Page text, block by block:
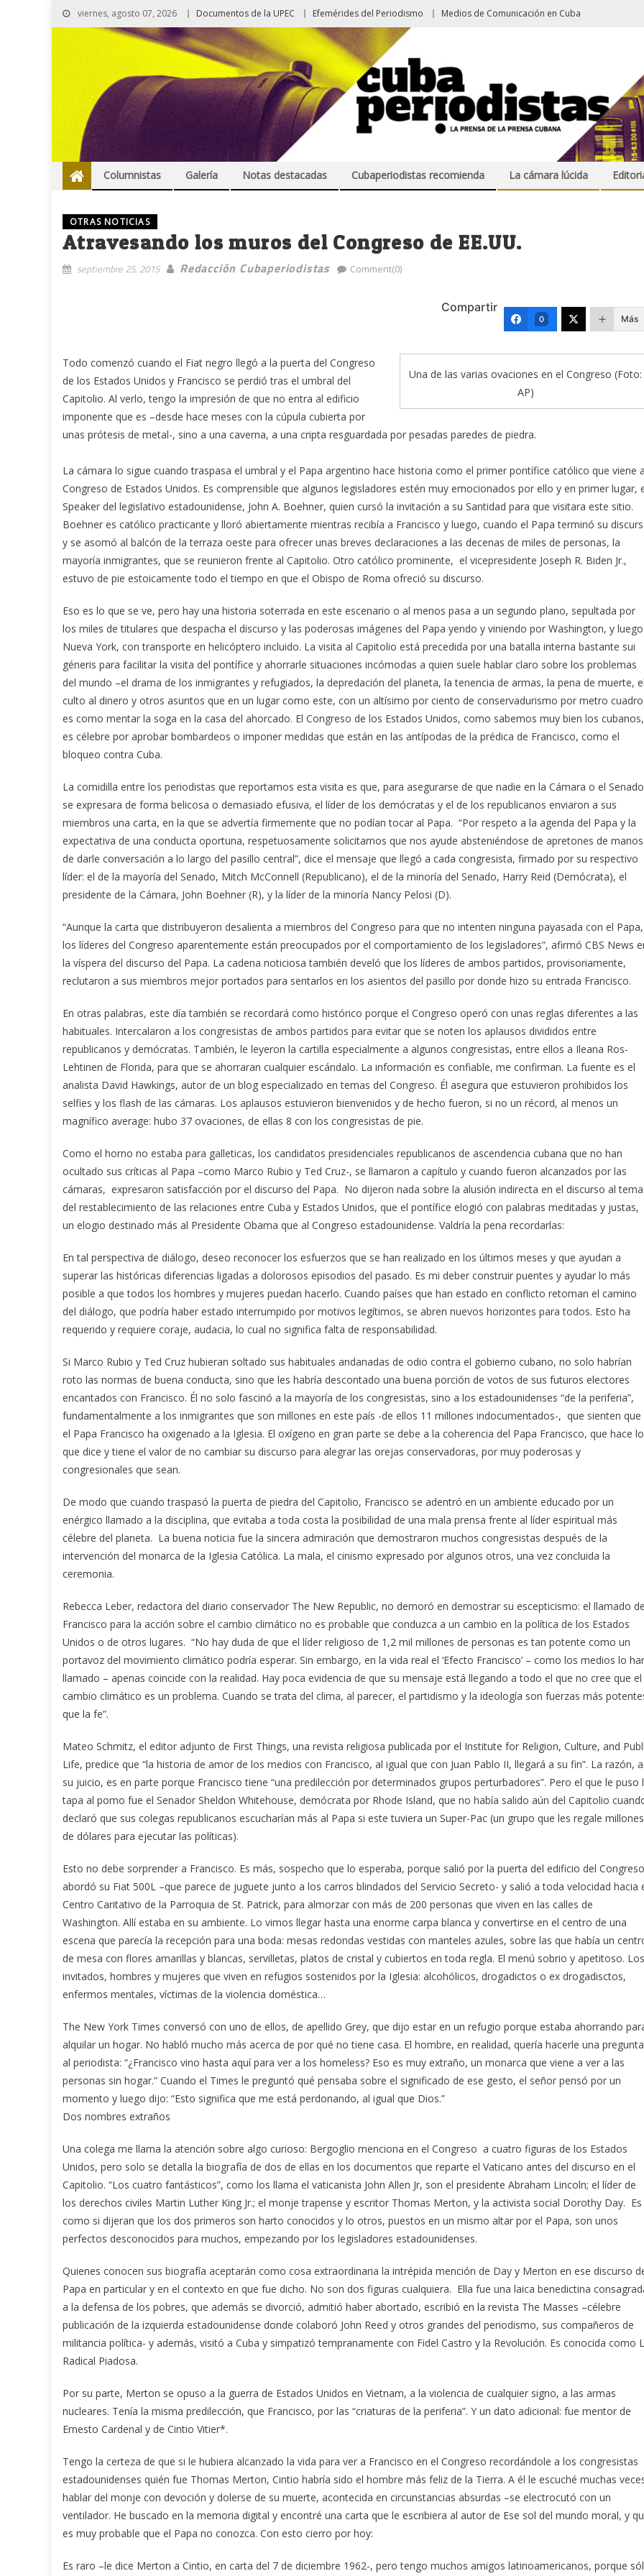
viernes, agosto 07, 2026 Documentos de la UPEC Efemérides del Periodismo Medios de Comunicación en Cuba
Columnistas Galería Notas destacadas Cubaperiodistas recomienda La cámara lúcida
OTRAS NOTICIAS
Atravesando los muros del Congreso de EE.UU.
septiembre 25, 2015 Redacción Cubaperiodistas Comment(0)
Compartir
0 Más
Una de las varias ovaciones en el Congreso (Foto:
AP)
Todo comenzó cuando el Fiat negro llegó a la puerta del Congreso
de los Estados Unidos y Francisco se perdió tras el umbral del
Capitolio. Al verlo, tengo la impresión de que no entra al edificio
imponente que es –desde hace meses con la cúpula cubierta por
unas prótesis de metal-, sino a una caverna, a una cripta resguardada por pesadas paredes de piedra.
La cámara lo sigue cuando traspasa el umbral y el Papa argentino hace historia como el primer pontífice católico que viene
Congreso de Estados Unidos. Es comprensible que algunos legisladores estén muy emocionados por ello y en primer lugar,
Speaker del legislativo estadounidense, John A. Boehner, quien cursó la invitación a su Santidad para que visitara este sitio.
Boehner es católico practicante y lloró abiertamente mientras recibía a Francisco y luego, cuando el Papa terminó su
y se asomó al balcón de la terraza oeste para ofrecer unas breves declaraciones a las decenas de miles de personas, la
mayoría inmigrantes, que se reunieron frente al Capitolio. Otro católico prominente, el vicepresidente Joseph R. Biden Jr.,
estuvo de pie estoicamente todo el tiempo en que el Obispo de Roma ofreció su discurso.
Eso es lo que se ve, pero hay una historia soterrada en este escenario o al menos pasa a un segundo plano, sepultada por
los miles de titulares que despacha el discurso y las poderosas imágenes del Papa yendo y viniendo por Washington, y luego
Nueva York, con transporte en helicóptero incluido. La visita al Capitolio está precedida por una batalla interna bastante sui
géneris para facilitar la visita del pontífice y ahorrarle situaciones incómodas a quien suele hablar claro sobre los problemas
del mundo –el drama de los inmigrantes y refugiados, la depredación del planeta, la tenencia de armas, la pena de muerte,
culto al dinero y otros asuntos que en un lugar como este, con un altísimo por ciento de conservadurismo por metro
es como mentar la soga en la casa del ahorcado. El Congreso de los Estados Unidos, como sabemos muy bien los cubanos,
es célebre por aprobar bombardeos o imponer medidas que están en las antípodas de la prédica de Francisco, como el
bloqueo contra Cuba.
La comidilla entre los periodistas que reportamos esta visita es que, para asegurarse de que nadie en la Cámara o el Senado
se expresara de forma belicosa o demasiado efusiva, el líder de los demócratas y el de los republicanos enviaron a sus
miembros una carta, en la que se advertía firmemente que no podían tocar al Papa. “Por respeto a la agenda del Papa y la
expectativa de una conducta oportuna, respetuosamente solicitamos que nos ayude absteniéndose de apretones de
de darle conversación a lo largo del pasillo central”, dice el mensaje que llegó a cada congresista, firmado por su respectivo
líder: el de la mayoría del Senado, Mitch McConnell (Republicano), el de la minoría del Senado, Harry Reid (Demócrata), el
presidente de la Cámara, John Boehner (R), y la líder de la minoría Nancy Pelosi (D).
“Aunque la carta que distribuyeron desalienta a miembros del Congreso para que no intenten ninguna payasada con el Papa,
los líderes del Congreso aparentemente están preocupados por el comportamiento de los legisladores”, afirmó CBS News
la víspera del discurso del Papa. La cadena noticiosa también develó que los líderes de ambos partidos, provisoriamente,
reclutaron a sus miembros mejor portados para sentarlos en los asientos del pasillo por donde hizo su entrada Francisco.
En otras palabras, este día también se recordará como histórico porque el Congreso operó con unas reglas diferentes a las
habituales. Intercalaron a los congresistas de ambos partidos para evitar que se noten los aplausos divididos entre
republicanos y demócratas. También, le leyeron la cartilla especialmente a algunos congresistas, entre ellos a Ileana Ros-
Lehtinen de Florida, para que se ahorraran cualquier escándalo. La información es confiable, me confirman. La fuente es el
analista David Hawkings, autor de un blog especializado en temas del Congreso. Él asegura que estuvieron prohibidos los
selfies y los flash de las cámaras. Los aplausos estuvieron bienvenidos y de hecho fueron, si no un récord, al menos un
magnífico average: hubo 37 ovaciones, de ellas 8 con los congresistas de pie.
Como el horno no estaba para galleticas, los candidatos presidenciales republicanos de ascendencia cubana que no han
ocultado sus críticas al Papa –como Marco Rubio y Ted Cruz-, se llamaron a capítulo y cuando fueron alcanzados por las
cámaras, expresaron satisfacción por el discurso del Papa. No dijeron nada sobre la alusión indirecta en el discurso al tema
del restablecimiento de las relaciones entre Cuba y Estados Unidos, que el pontífice elogió con palabras meditadas y justas,
un elogio destinado más al Presidente Obama que al Congreso estadounidense. Valdría la pena recordarlas:
En tal perspectiva de diálogo, deseo reconocer los esfuerzos que se han realizado en los últimos meses y que ayudan a
superar las históricas diferencias ligadas a dolorosos episodios del pasado. Es mi deber construir puentes y ayudar lo más
posible a que todos los hombres y mujeres puedan hacerlo. Cuando países que han estado en conflicto retoman el camino
del diálogo, que podría haber estado interrumpido por motivos legítimos, se abren nuevos horizontes para todos. Esto ha
requerido y requiere coraje, audacia, lo cual no significa falta de responsabilidad.
Si Marco Rubio y Ted Cruz hubieran soltado sus habituales andanadas de odio contra el gobierno cubano, no solo habrían
roto las normas de buena conducta, sino que les habría descontado una buena porción de votos de sus futuros electores
encantados con Francisco. Él no solo fascinó a la mayoría de los congresistas, sino a los estadounidenses “de la periferia”,
fundamentalmente a los inmigrantes que son millones en este país -de ellos 11 millones indocumentados-, que sienten que
el Papa Francisco ha oxigenado a la Iglesia. El oxígeno en gran parte se debe a la coherencia del Papa Francisco, que hace lo
que dice y tiene el valor de no cambiar su discurso para alegrar las orejas conservadoras, por muy poderosas y
congresionales que sean.
De modo que cuando traspasó la puerta de piedra del Capitolio, Francisco se adentró en un ambiente educado por un
enérgico llamado a la disciplina, que evitaba a toda costa la posibilidad de una mala prensa frente al líder espiritual más
célebre del planeta. La buena noticia fue la sincera admiración que demostraron muchos congresistas después de la
intervención del monarca de la Iglesia Católica. La mala, el cinismo expresado por algunos otros, una vez concluida la
ceremonia.
Rebecca Leber, redactora del diario conservador The New Republic, no demoró en demostrar su escepticismo: el llamado
Francisco para la acción sobre el cambio climático no es probable que conduzca a un cambio en la política de los Estados
Unidos o de otros lugares. “No hay duda de que el líder religioso de 1,2 mil millones de personas es tan potente como un
portavoz del movimiento climático podría esperar. Sin embargo, en la vida real el ‘Efecto Francisco’ – como los medios lo
llamado – apenas coincide con la realidad. Hay poca evidencia de que su mensaje está llegando a todo el que no cree que el
cambio climático es un problema. Cuando se trata del clima, al parecer, el partidismo y la ideología son fuerzas más
que la fe”.
Mateo Schmitz, el editor adjunto de First Things, una revista religiosa publicada por el Institute for Religion, Culture, and
Life, predice que “la historia de amor de los medios con Francisco, al igual que con Juan Pablo II, llegará a su fin”. La razón, a
su juicio, es en parte porque Francisco tiene “una predilección por determinados grupos perturbadores”. Pero el que le puso
tapa al pomo fue el Senador Sheldon Whitehouse, demócrata por Rhode Island, que no había salido aún del Capitolio
declaró que sus colegas republicanos escucharían más al Papa si este tuviera un Super-Pac (un grupo que les regale millones
de dólares para ejecutar las políticas).
Esto no debe sorprender a Francisco. Es más, sospecho que lo esperaba, porque salió por la puerta del edificio del
abordó su Fiat 500L –que parece de juguete junto a los carros blindados del Servicio Secreto- y salió a toda velocidad hacia
Centro Caritativo de la Parroquia de St. Patrick, para almorzar con más de 200 personas que viven en las calles de
Washington. Allí estaba en su ambiente. Lo vimos llegar hasta una enorme carpa blanca y convertirse en el centro de una
escena que parecía la recepción para una boda: mesas redondas vestidas con manteles azules, sobre las que había un
de mesa con flores amarillas y blancas, servilletas, platos de cristal y cubiertos en toda regla. El menú sobrio y apetitoso. Los
invitados, hombres y mujeres que viven en refugios sostenidos por la Iglesia: alcohólicos, drogadictos o ex drogadisctos,
enfermos mentales, víctimas de la violencia doméstica…
The New York Times conversó con uno de ellos, de apellido Grey, que dijo estar en un refugio porque estaba ahorrando
alquilar un hogar. No habló mucho más acerca de por qué no tiene casa. El hombre, en realidad, quería hacerle una pregunta
al periodista: “¿Francisco vino hasta aquí para ver a los homeless? Eso es muy extraño, un monarca que viene a ver a las
personas sin hogar.” Cuando el Times le preguntó qué pensaba sobre el significado de ese gesto, el señor pensó por un
momento y luego dijo: “Esto significa que me está perdonando, al igual que Dios.”
Dos nombres extraños
Una colega me llama la atención sobre algo curioso: Bergoglio menciona en el Congreso a cuatro figuras de los Estados
Unidos, pero solo se detalla la biografía de dos de ellas en los documentos que reparte el Vaticano antes del discurso en el
Capitolio. “Los cuatro fantásticos”, como los llama el vaticanista John Allen Jr, son el presidente Abraham Lincoln; el líder de
los derechos civiles Martin Luther King Jr.; el monje trapense y escritor Thomas Merton, y la activista social Dorothy Day. Es
como si dijeran que los dos primeros son harto conocidos y lo otros, puestos en un mismo altar por el Papa, son unos
perfectos desconocidos para muchos, empezando por los legisladores estadounidenses.
Quienes conocen sus biografía aceptarán como cosa extraordinaria la intrépida mención de Day y Merton en ese discurso
Papa en particular y en el contexto en que fue dicho. No son dos figuras cualquiera. Ella fue una laica benedictina
a la defensa de los pobres, que además se divorció, admitió haber abortado, escribió en la revista The Masses –célebre
publicación de la izquierda estadounidense donde colaboró John Reed y otros grandes del periodismo, sus compañeros de
militancia política- y además, visitó a Cuba y simpatizó tempranamente con Fidel Castro y la Revolución. Es conocida como
Radical Piadosa.
Por su parte, Merton se opuso a la guerra de Estados Unidos en Vietnam, a la violencia de cualquier signo, a las armas
nucleares. Tenía la misma predilección, que Francisco, por las “criaturas de la periferia”. Y un dato adicional: fue mentor de
Ernesto Cardenal y de Cintio Vitier*.
Tengo la certeza de que si le hubiera alcanzado la vida para ver a Francisco en el Congreso recordándole a los congresistas
estadounidenses quién fue Thomas Merton, Cintio habría sido el hombre más feliz de la Tierra. A él le escuché muchas
hablar del monje con devoción y dolerse de su muerte, acontecida en circunstancias absurdas –se electrocutó con un
ventilador. He buscado en la memoria digital y encontré una carta que le escribiera al autor de Ese sol del mundo moral, y
es muy probable que el Papa no conozca. Con esto cierro por hoy:
Es raro –le dice Merton a Cintio, en carta del 7 de diciembre 1962-, pero tengo muchos amigos latinoamericanos, porque